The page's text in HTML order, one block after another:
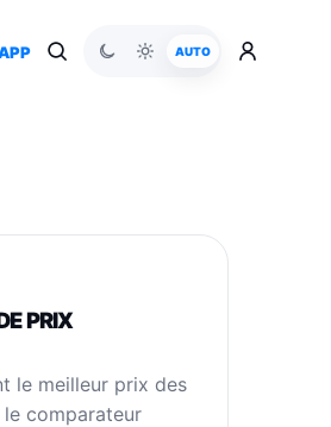
AUTO
PRIX
le meilleur prix des
comparateur